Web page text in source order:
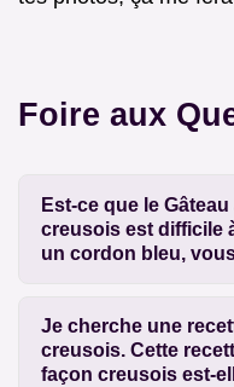
Foire aux
Est-ce que le
creusois est difficile
un cordon bleu,
Je cherche une
creusois. Cette
façon creusois est-